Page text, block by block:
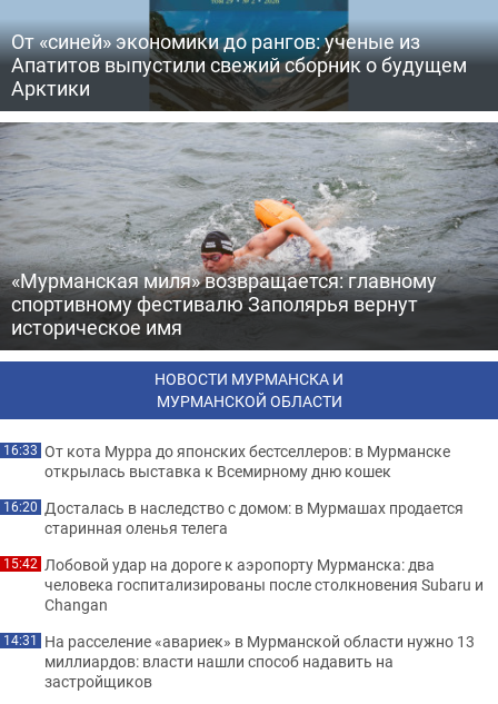
От «синей» экономики до рангов: ученые из
Апатитов выпустили свежий сборник о будущем
Арктики
«Мурманская миля» возвращается: главному
спортивному фестивалю Заполярья вернут
историческое имя
НОВОСТИ МУРМАНСКА И
МУРМАНСКОЙ ОБЛАСТИ
16:33 От кота Мурра до японских бестселлеров: в Мурманске
открылась выставка к Всемирному дню кошек
16:20 Досталась в наследство с домом: в Мурмашах продается
старинная оленья телега
15:42 Лобовой удар на дороге к аэропорту Мурманска: два
человека госпитализированы после столкновения Subaru и
Changan
14:31 На расселение «авариек» в Мурманской области нужно 13
миллиардов: власти нашли способ надавить на
застройщиков